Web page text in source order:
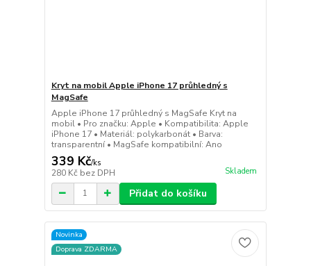
Kryt na mobil Apple iPhone 17 průhledný s
MagSafe
Apple iPhone 17 průhledný s MagSafe Kryt na
mobil • Pro značku: Apple • Kompatibilita: Apple
iPhone 17 • Materiál: polykarbonát • Barva:
transparentní • MagSafe kompatibilní: Ano
339 Kč/ks
280 Kč bez DPH Skladem
Přidat do košíku
Novinka
Doprava ZDARMA